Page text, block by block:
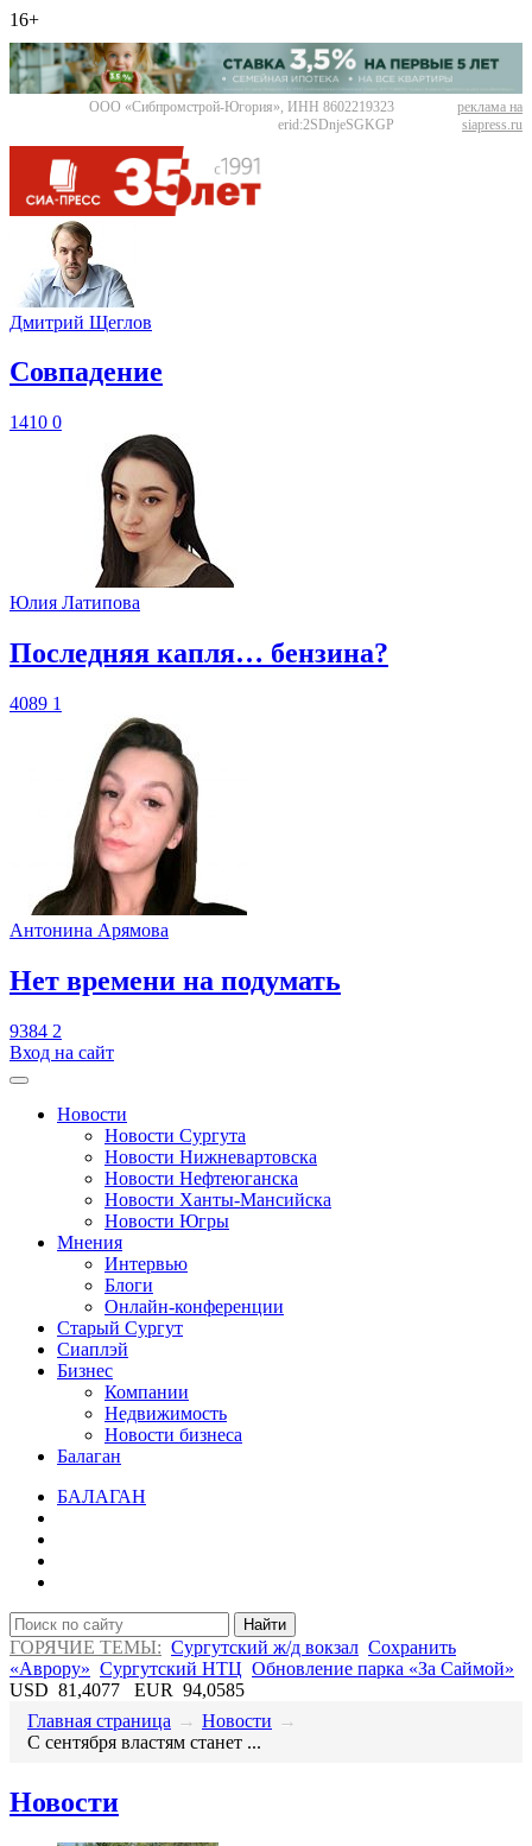
16+
ООО «Сибпромстрой-Югория», ИНН 8602219323
erid:2SDnjeSGKGP
реклама на
siapress.ru
Дмитрий Щеглов
​Совпадение
1410 0
Юлия Латипова
​Последняя капля… бензина?
4089 1
Антонина Арямова
​Нет времени на подумать
9384 2
Вход на сайт
Новости
Новости Сургута
Новости Нижневартовска
Новости Нефтеюганска
Новости Ханты-Мансийска
Новости Югры
Мнения
Интервью
Блоги
Онлайн-конференции
Старый Сургут
Сиаплэй
Бизнес
Компании
Недвижимость
Новости бизнеса
Балаган
БАЛАГАН
Найти
ГОРЯЧИЕ ТЕМЫ: Сургутский ж/д вокзал Сохранить
«Аврору» Сургутский НТЦ Обновление парка «За Саймой»
USD 81,4077 EUR 94,0585
Главная страница → Новости →
С сентября властям станет ...
Новости